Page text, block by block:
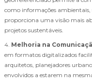
como informações ambientais,
proporciona uma visão mais
projetos sustentáveis.
4. Melhoria na
em formatos digitalizados
arquitetos, planejadores
envolvidos a estarem na